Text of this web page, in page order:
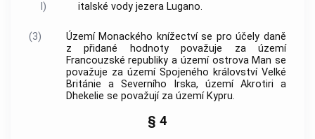
l) italské vody jezera Lugano.
(3)
Území Monackého knížectví se pro účely daně
z přidané hodnoty považuje za území
Francouzské republiky a území ostrova Man se
považuje za území Spojeného království Velké
Británie a Severního Irska, území Akrotiri a
Dhekelie se považují za území Kypru.
§ 4